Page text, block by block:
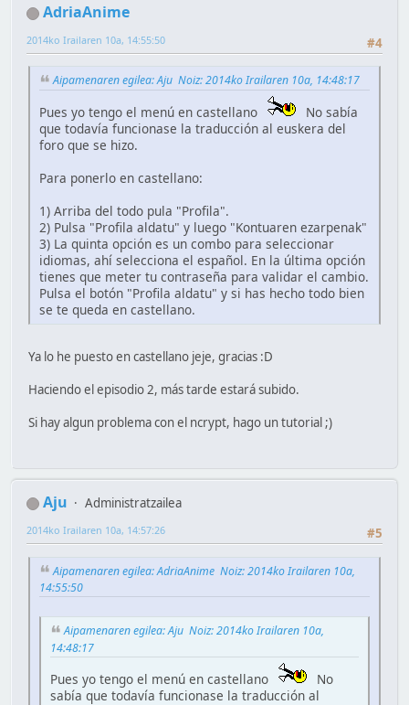
AdriaAnime
#4
2014ko Irailaren 10a, 14:55:50
Aipamenaren egilea: Aju Noiz: 2014ko Irailaren 10a, 14:48:17
Pues yo tengo el menú en castellano
No sabía
que todavía funcionase la traducción al euskera del
foro que se hizo.
Para ponerlo en castellano:
1) Arriba del todo pula "Profila".
2) Pulsa "Profila aldatu" y luego "Kontuaren ezarpenak"
3) La quinta opción es un combo para seleccionar
idiomas, ahí selecciona el español. En la última opción
tienes que meter tu contraseña para validar el cambio.
Pulsa el botón "Profila aldatu" y si has hecho todo bien
se te queda en castellano.
Ya lo he puesto en castellano jeje, gracias :D
Haciendo el episodio 2, más tarde estará subido.
Si hay algun problema con el ncrypt, hago un tutorial ;)
Aju
Administratzailea
#5
2014ko Irailaren 10a, 14:57:26
Aipamenaren egilea: AdriaAnime Noiz: 2014ko Irailaren 10a,
14:55:50
Aipamenaren egilea: Aju Noiz: 2014ko Irailaren 10a,
14:48:17
Pues yo tengo el menú en castellano
No
sabía que todavía funcionase la traducción al